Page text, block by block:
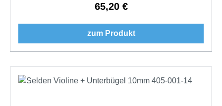
Regulärer Preis:
65,20 €
zum Produkt